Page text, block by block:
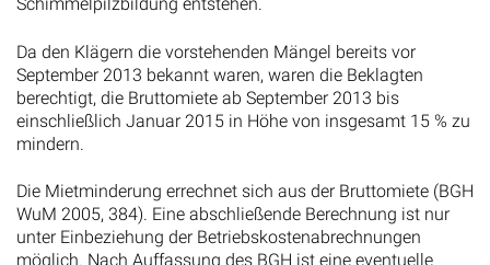
Schimmelpilzbildung entstehen.
Da den Klägern die vorstehenden Mängel bereits vor
September 2013 bekannt waren, waren die Beklagten
berechtigt, die Bruttomiete ab September 2013 bis
einschließlich Januar 2015 in Höhe von insgesamt 15 % zu
mindern.
Die Mietminderung errechnet sich aus der Bruttomiete (BGH
WuM 2005, 384). Eine abschließende Berechnung ist nur
unter Einbeziehung der Betriebskostenabrechnungen
möglich. Nach Auffassung des BGH ist eine eventuelle